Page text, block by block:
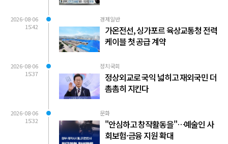
2026-08-06
15:42
경제일반
가온전선, 싱가포르 육상교통청 전력
케이블 첫 공급 계약
2026-08-06
15:37
정치국회
정상외교로 국익 넓히고 재외국민 더
촘촘히 지킨다
2026-08-06
15:32
문화
"안심하고 창작활동을"…예술인 사
회보험·금융 지원 확대